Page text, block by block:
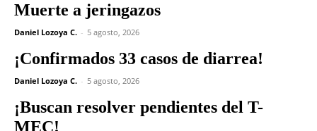
Muerte a jeringazos
Daniel Lozoya C. - 5 agosto, 2026
¡Confirmados 33 casos de diarrea!
Daniel Lozoya C. - 5 agosto, 2026
¡Buscan resolver pendientes del T-
MEC!